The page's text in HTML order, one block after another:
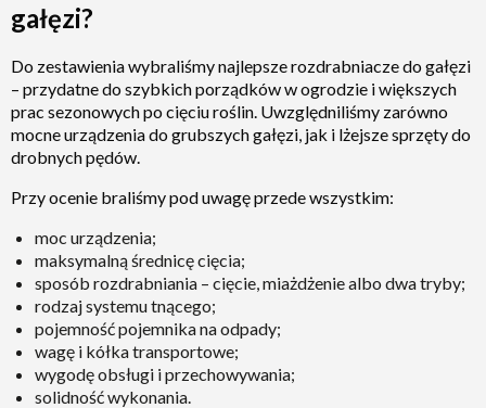
gałęzi?
Do zestawienia wybraliśmy najlepsze rozdrabniacze do gałęzi
– przydatne do szybkich porządków w ogrodzie i większych
prac sezonowych po cięciu roślin. Uwzględniliśmy zarówno
mocne urządzenia do grubszych gałęzi, jak i lżejsze sprzęty do
drobnych pędów.
Przy ocenie braliśmy pod uwagę przede wszystkim:
moc urządzenia;
maksymalną średnicę cięcia;
sposób rozdrabniania – cięcie, miażdżenie albo dwa tryby;
rodzaj systemu tnącego;
pojemność pojemnika na odpady;
wagę i kółka transportowe;
wygodę obsługi i przechowywania;
solidność wykonania.